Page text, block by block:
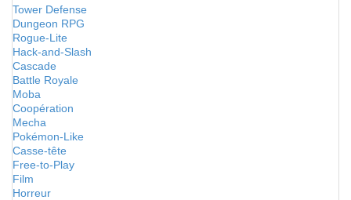
Tower Defense
Dungeon RPG
Rogue-Lite
Hack-and-Slash
Cascade
Battle Royale
Moba
Coopération
Mecha
Pokémon-Like
Casse-tête
Free-to-Play
Film
Horreur